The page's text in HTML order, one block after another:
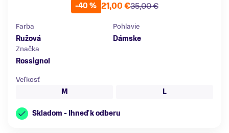
-40 %
35,00 €
21,00 €
Farba
Ružová
Pohlavie
Dámske
Značka
Rossignol
Veľkosť
M
L
Skladom - Ihneď k odberu